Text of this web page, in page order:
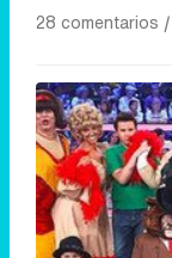
28 comentarios |